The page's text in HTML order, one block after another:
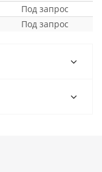
Под запрос
Под запрос